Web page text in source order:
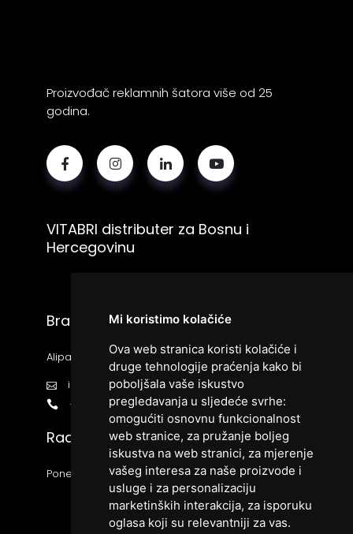
Mi koristimo kolačiće
Ova web stranica koristi kolačiće i
druge tehnologije praćenja kako bi
poboljšala vaše iskustvo
pregledavanja u sljedeće svrhe:
omogućiti osnovnu funkcionalnost
web stranice, za pružanje boljeg
iskustva na web stranici, za mjerenje
vašeg interesa za naše proizvode i
usluge i za personalizaciju
marketinških interakcija, za isporuku
oglasa koji su relevantniji za vas.
Proizvođač reklamnih šatora više od 25
godina.
VITABRI distributer za Bosnu i
Hercegovinu
Bracom d.o.o.
Alipašina bb, 71000 Sarajevo
info@vitabri.ba
+38733426666
Radno vrijeme:
Ponedjeljak - Petak 9:00 - 17:00